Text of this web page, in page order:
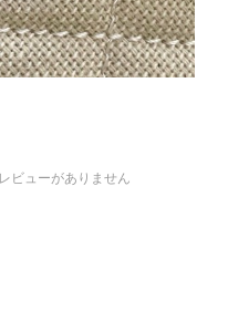
ビューがありません